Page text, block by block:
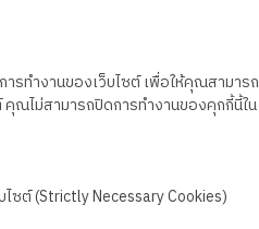
รทำงานของเว็บไซต์ เพื่อให้คุณสามารถ
คุณไม่สามารถปิดการทำงานของคุกกี้นี้ใน
ซต์ (Strictly Necessary Cookies)